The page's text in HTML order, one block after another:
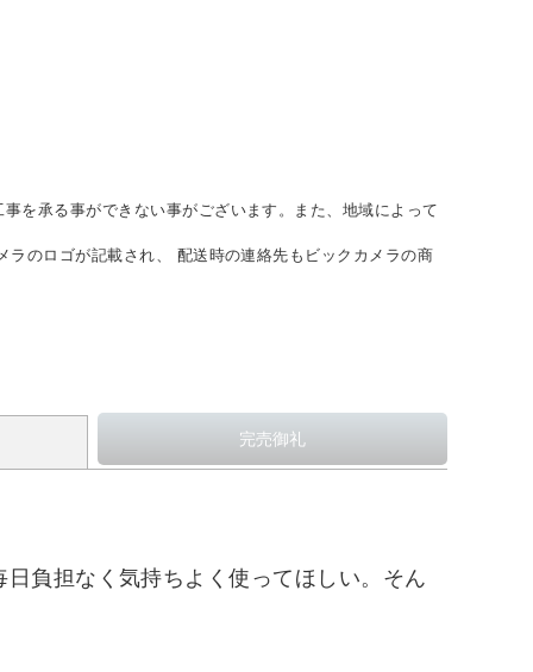
を承る事ができない事がございます。また、地域によって
のロゴが記載され、 配送時の連絡先もビックカメラの商
負担なく気持ちよく使ってほしい。そん